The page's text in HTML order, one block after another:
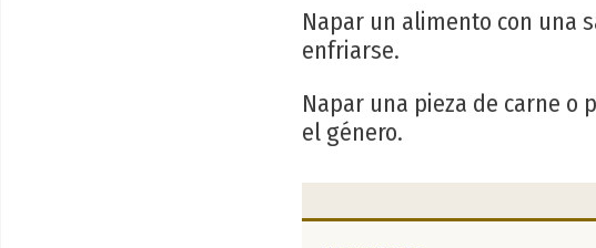
Napar un alimento con una
enfriarse.
Napar una pieza de carne o
el género.